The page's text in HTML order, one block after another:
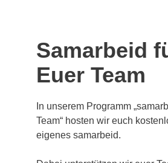
Samarbeid
Euer Team
In unserem Programm
Team“ hosten wir euch
eigenes samarbeid.